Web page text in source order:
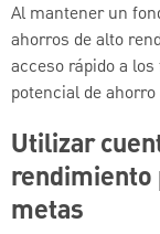
Al mantener un
ahorros de alto
acceso rápido a
potencial de
Utilizar
rendimiento
metas